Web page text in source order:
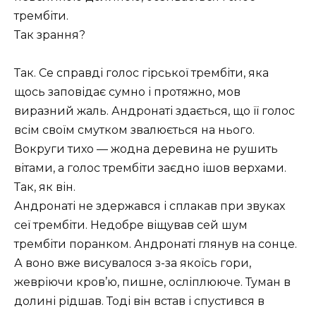
трембіти.
Так зрання?
Так. Се справді голос гірської трембіти, яка
щось заповідає сумно і протяжно, мов
виразний жаль. Андронаті здається, що її голос
всім своїм смутком звалюється на нього.
Вокруги тихо — жодна деревина не рушить
вітами, а голос трембіти заєдно ішов верхами.
Так, як він.
Андронаті не здержався і сплакав при звуках
сеї трембіти. Недобре віщував сей шум
трембіти поранком. Андронаті глянув на сонце.
А воно вже висувалося з-за якоїсь гори,
жевріючи кров’ю, пишне, осліплююче. Туман в
долині рідшав. Тоді він встав і спустився в